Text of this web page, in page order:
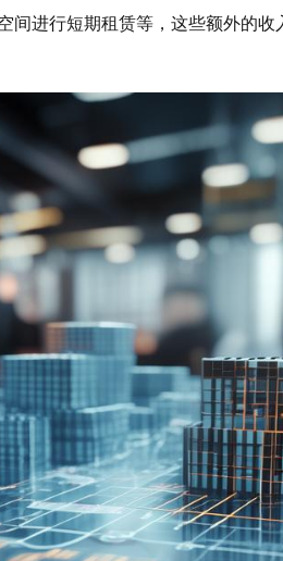
进行短期租赁等，这些额外的